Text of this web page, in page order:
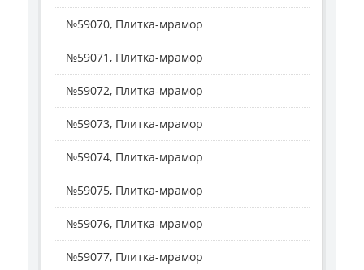
№59070, Плитка-мрамор
№59071, Плитка-мрамор
№59072, Плитка-мрамор
№59073, Плитка-мрамор
№59074, Плитка-мрамор
№59075, Плитка-мрамор
№59076, Плитка-мрамор
№59077, Плитка-мрамор